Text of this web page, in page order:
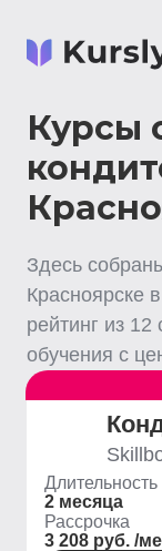
Курсы
Здесь
Красноярске в
рейтинг из 12
обучения с
Длительность
2 месяца
Рассрочка
3 208 руб. /